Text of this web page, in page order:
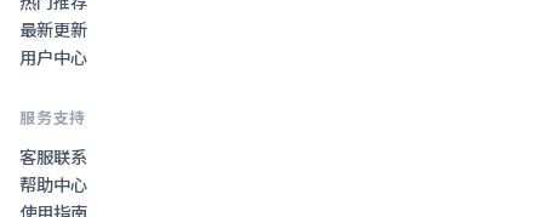
最新更新
用户中心
服务支持
客服联系
帮助中心